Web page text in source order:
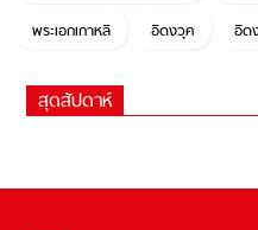
พระเอกเกาหลี
อีดงวุค อีด
สุดสัปดาห์